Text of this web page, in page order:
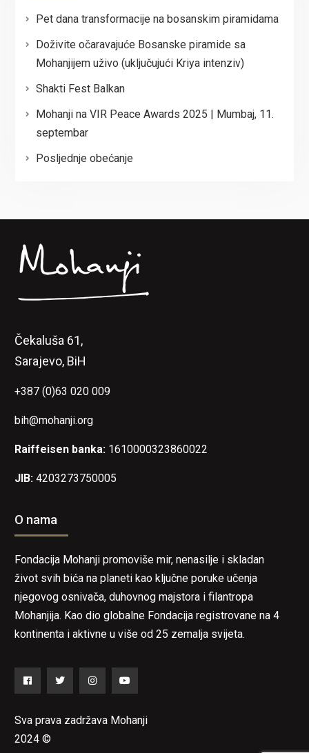
Pet dana transformacije na bosanskim piramidama
Doživite očaravajuće Bosanske piramide sa
Mohanjijem uživo (uključujući Kriya intenziv)
Shakti Fest Balkan
Mohanji na VIR Peace Awards 2025 | Mumbaj, 11.
septembar
Posljednje obećanje
Čekaluša 61,
Sarajevo, BiH
+387 (0)63 020 009
bih@mohanji.org
Raiffeisen banka: 1610000323860022
JIB: 4203273750005
O nama
Fondacija Mohanji promoviše mir, nenasilje i skladan
život svih bića na planeti kao ključne poruke učenja
njegovog osnivača, duhovnog majstora i filantropa
Mohanjija. Kao dio globalne Fondacija registrovane na 4
kontinenta i aktivne u više od 25 zemalja svijeta.
Sva prava zadržava Mohanji
2024 ©